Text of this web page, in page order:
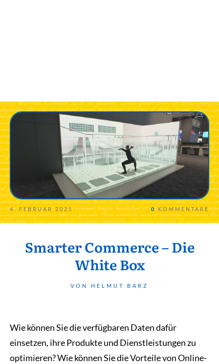
4. FEBRUAR 2025 0KOMMENTARE
Smarter Commerce – Die
White Box
VON HELMUT BARZ
Wie können Sie die verfügbaren Daten dafür
einsetzen, ihre Produkte und Dienstleistungen zu
optimieren? Wie können Sie die Vorteile von Online-